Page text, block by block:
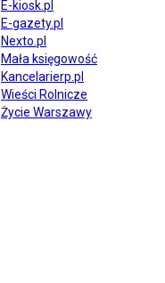
E-kiosk.pl
E-gazety.pl
Nexto.pl
Mała księgowość
Kancelarierp.pl
Wieści Rolnicze
Życie Warszawy